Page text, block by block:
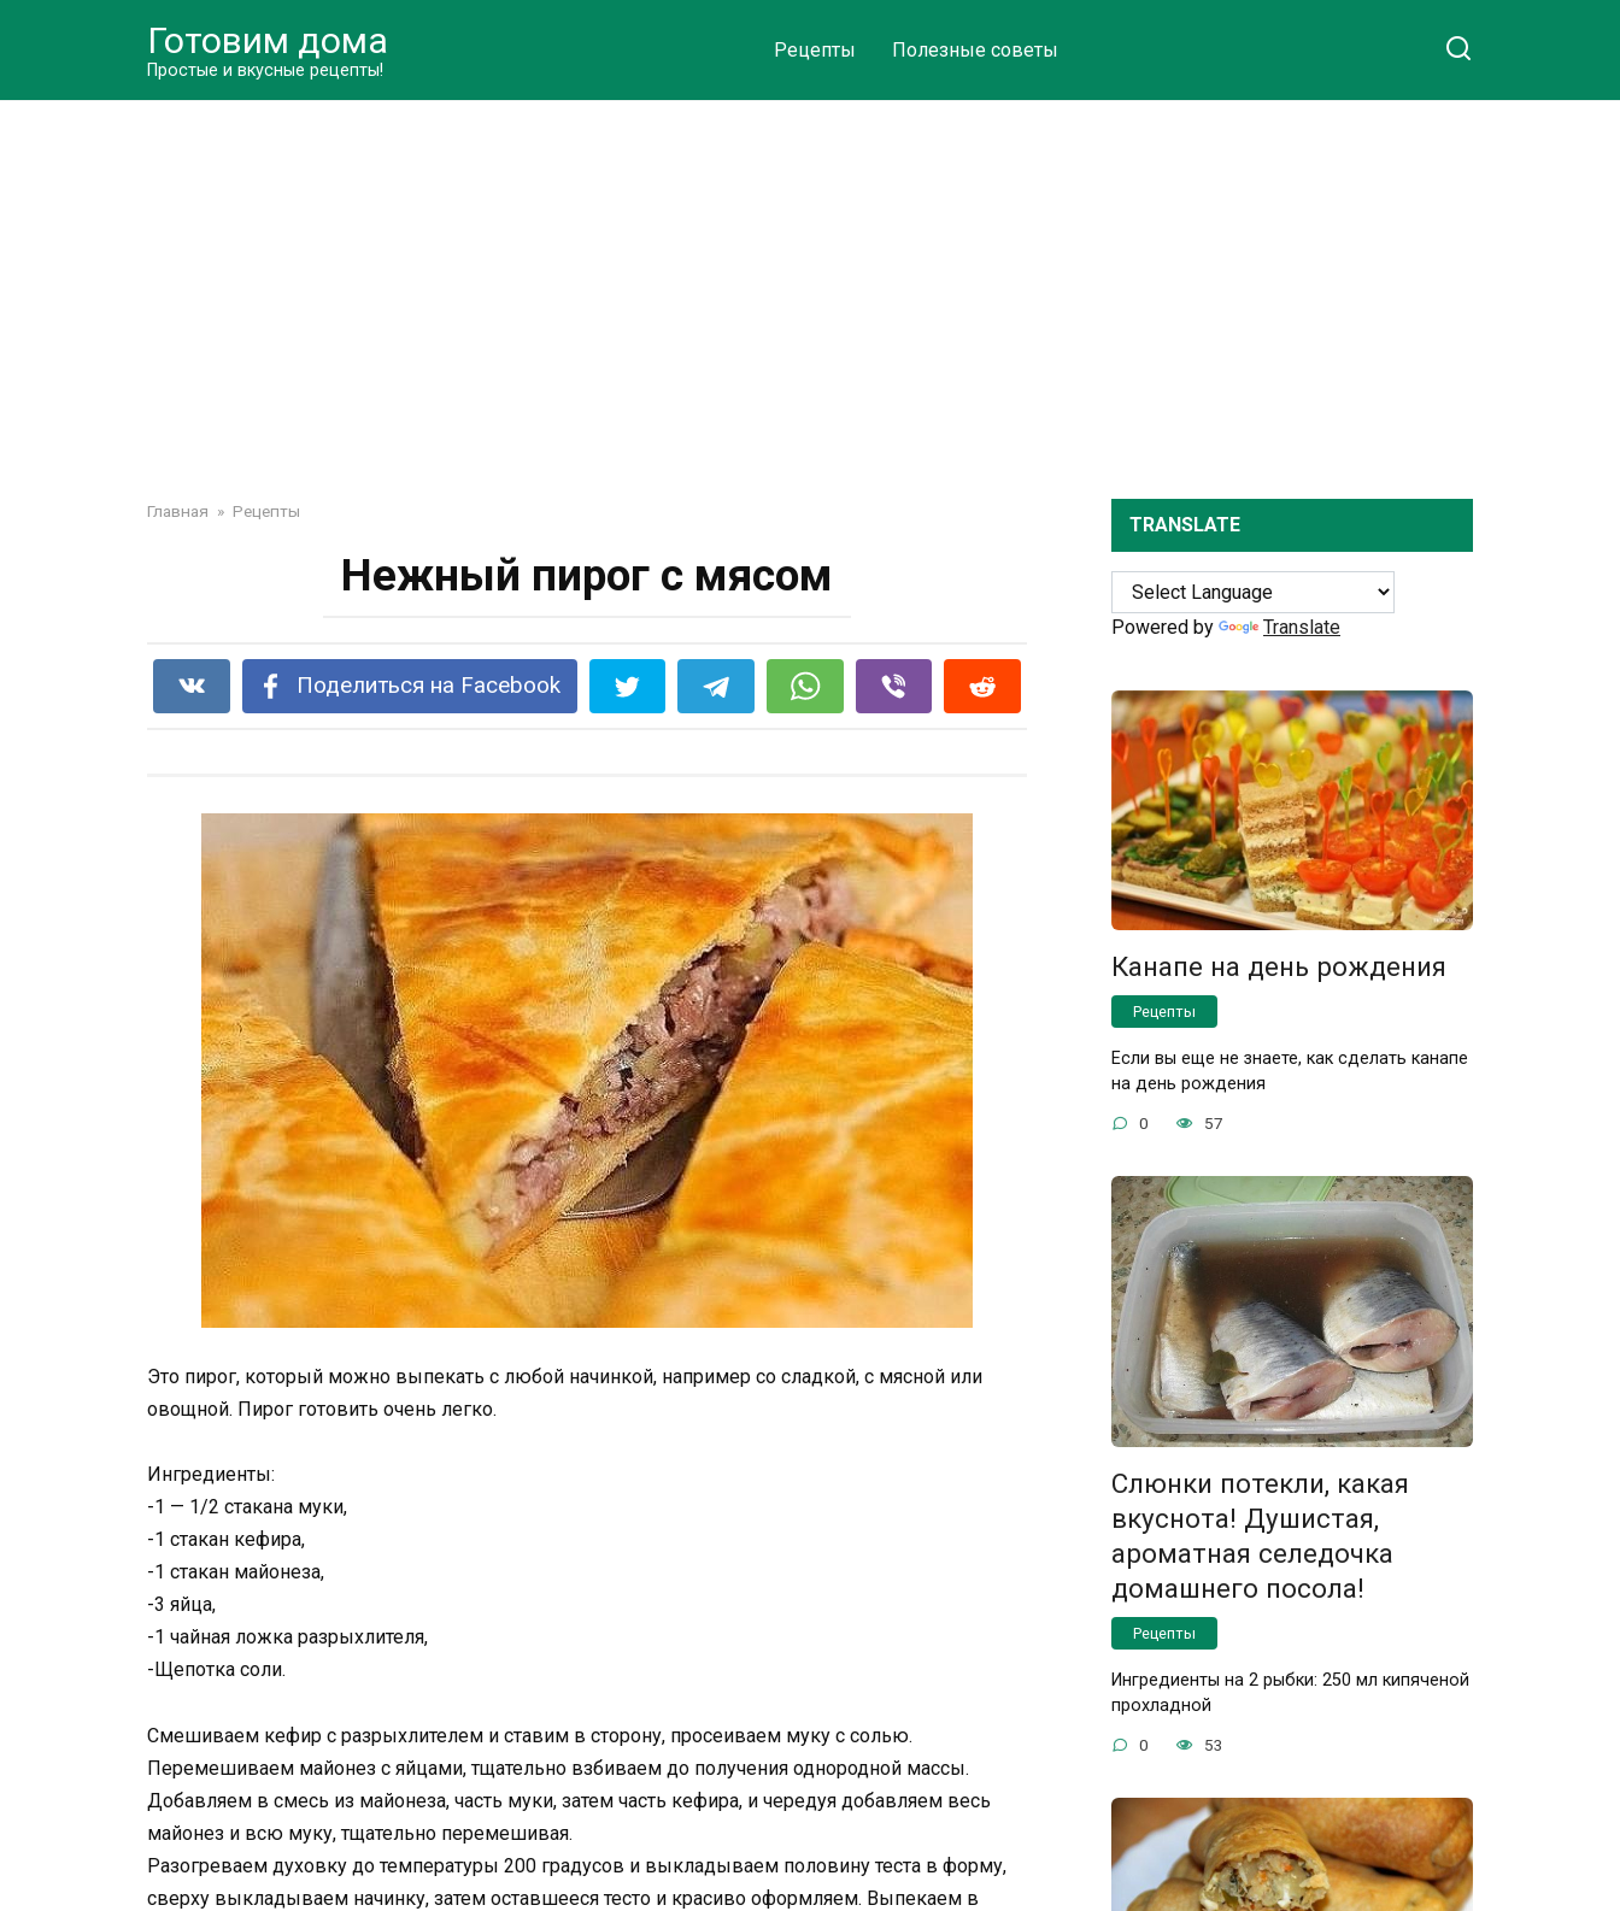
Готовим дома
Простые и вкусные рецепты!
Рецепты Полезные советы
Главная » Рецепты
Нежный пирог с мясом
Поделиться на Facebook
Это пирог, который можно выпекать с любой начинкой, например со сладкой, с мясной или
овощной. Пирог готовить очень легко.
Ингредиенты:
-1 — 1/2 стакана муки,
-1 стакан кефира,
-1 стакан майонеза,
-3 яйца,
-1 чайная ложка разрыхлителя,
-Щепотка соли.
Смешиваем кефир с разрыхлителем и ставим в сторону, просеиваем муку с солью.
Перемешиваем майонез с яйцами, тщательно взбиваем до получения однородной массы.
Добавляем в смесь из майонеза, часть муки, затем часть кефира, и чередуя добавляем весь
майонез и всю муку, тщательно перемешивая.
Разогреваем духовку до температуры 200 градусов и выкладываем половину теста в форму,
сверху выкладываем начинку, затем оставшееся тесто и красиво оформляем. Выпекаем в
TRANSLATE
Powered by Translate
Канапе на день рождения
Рецепты
Если вы еще не знаете, как сделать канапе
на день рождения
0 57
Слюнки потекли, какая
вкуснота! Душистая,
ароматная селедочка
домашнего посола!
Рецепты
Ингредиенты на 2 рыбки: 250 мл кипяченой
прохладной
0 53